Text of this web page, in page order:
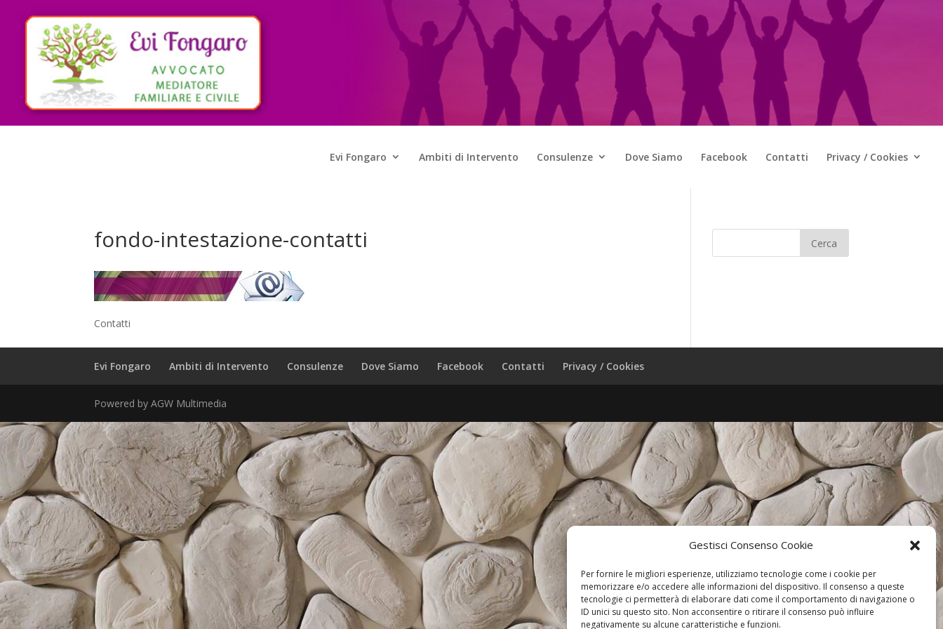
Gestisci Consenso Cookie
Per fornire le migliori esperienze, utilizziamo tecnologie come i cookie per
memorizzare e/o accedere alle informazioni del dispositivo. Il consenso a queste
tecnologie ci permetterà di elaborare dati come il comportamento di navigazione o
ID unici su questo sito. Non acconsentire o ritirare il consenso può influire
negativamente su alcune caratteristiche e funzioni.
Evi Fongaro Ambiti di Intervento Consulenze Dove Siamo Facebook Contatti Privacy / Cookies
fondo-intestazione-contatti
Contatti
Evi Fongaro Ambiti di Intervento Consulenze Dove Siamo Facebook Contatti Privacy / Cookies
Powered by AGW Multimedia